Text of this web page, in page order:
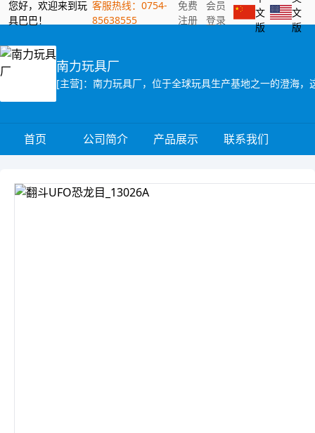
您好，欢迎来到玩
具巴巴！
客服热线：0754-
85638555
免费
注册
会员
登录
文
版
文
版
南力玩具厂
首页 公司简介 产品展示 联系我们